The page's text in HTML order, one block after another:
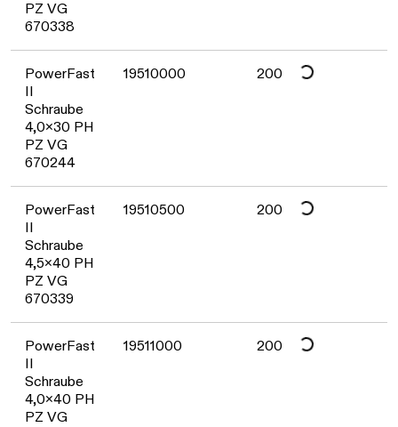
PZ VG
670338
PowerFast
II
Schraube
4,0x30 PH
PZ VG
670244
19510000 200Daten werden geladen. Bitte warten...
PowerFast
II
Schraube
4,5x40 PH
PZ VG
670339
19510500 200Daten werden geladen. Bitte warten...
PowerFast
II
Schraube
4,0x40 PH
PZ VG
19511000 200